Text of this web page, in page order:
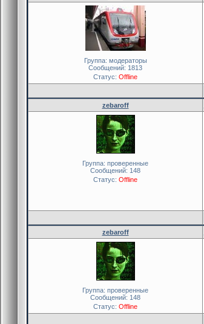
Группа: модераторы
Сообщений: 1813
Статус: Offline
zebaroff
Группа: проверенные
Сообщений: 148
Статус: Offline
zebaroff
Группа: проверенные
Сообщений: 148
Статус: Offline